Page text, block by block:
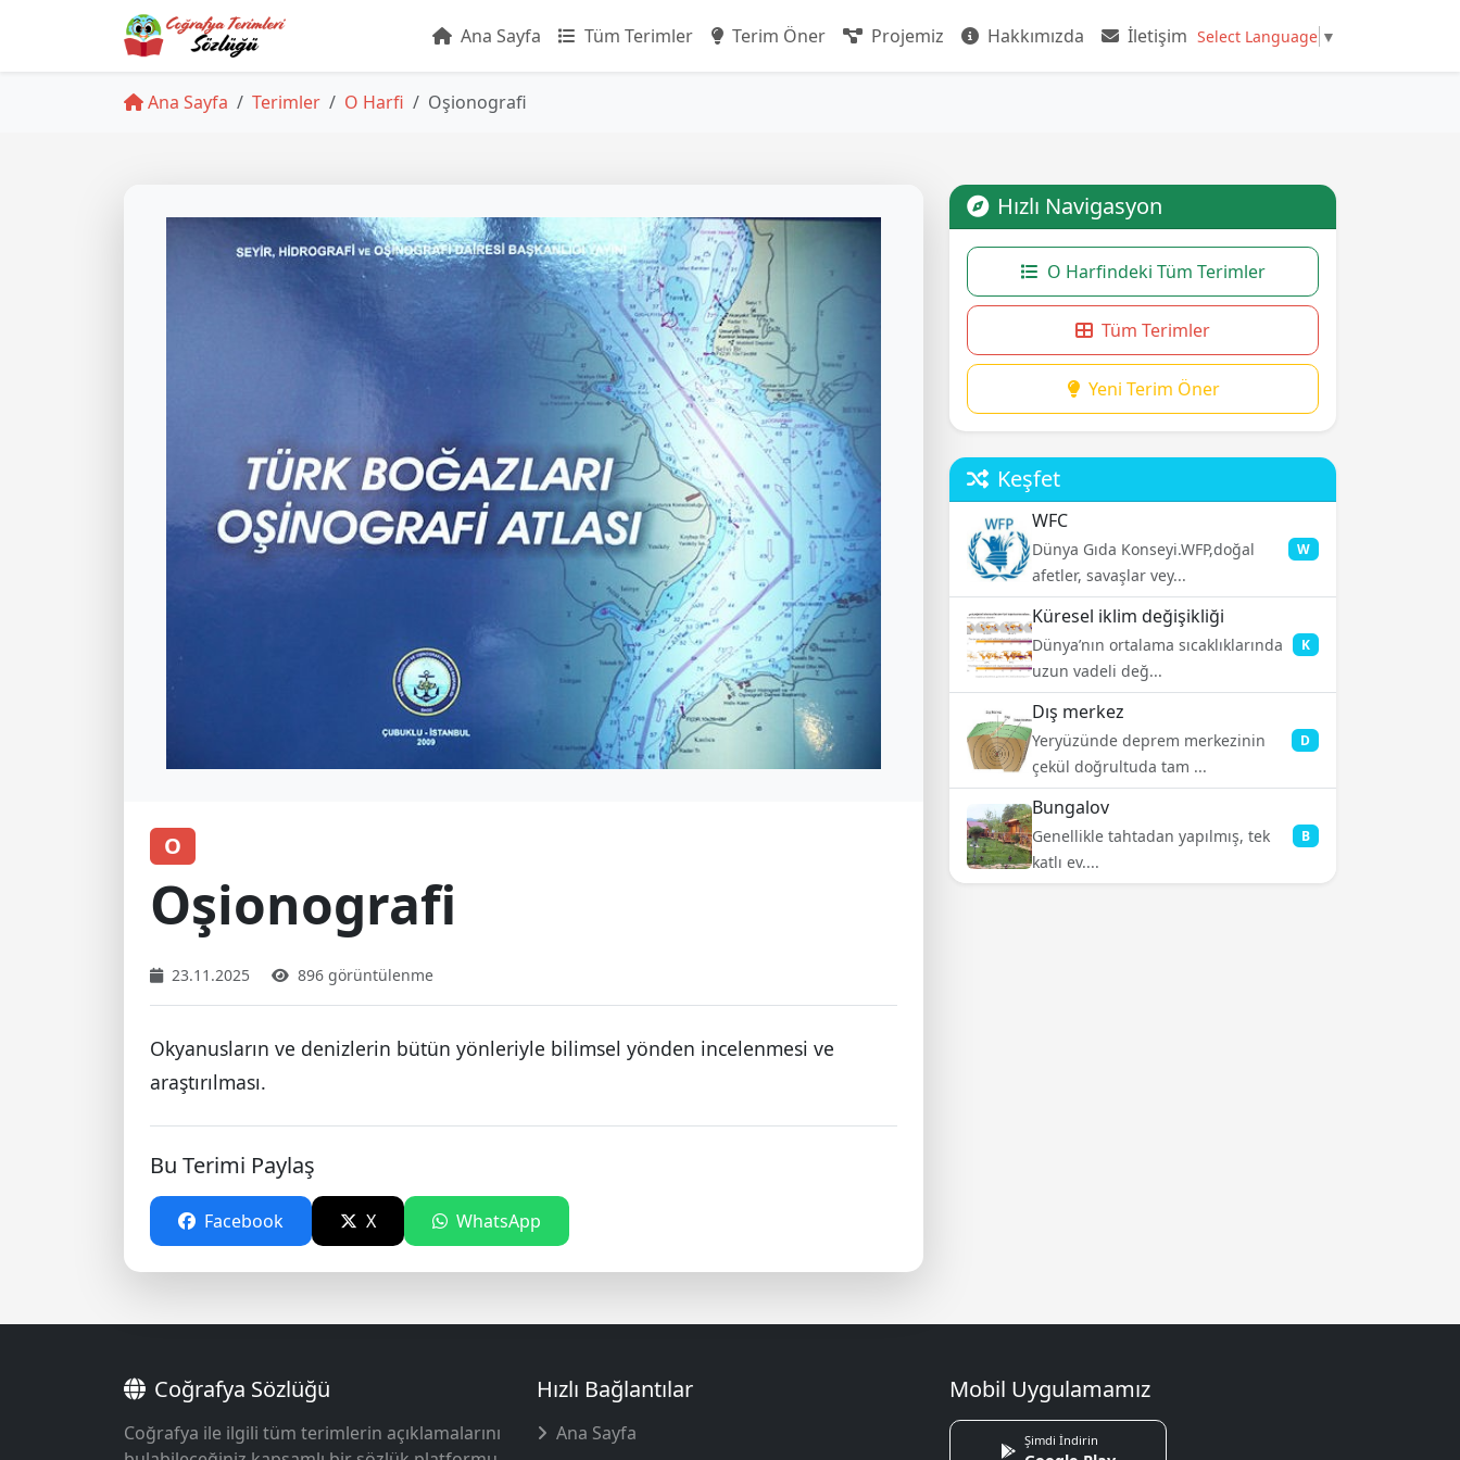
Ana Sayfa Tüm Terimler Terim Öner Projemiz Hakkımızda İletişim Select Language ▼
Ana Sayfa Terimler O Harfi Oşionografi
O
Oşionografi
23.11.2025 896 görüntülenme
Okyanusların ve denizlerin bütün yönleriyle bilimsel yönden incelenmesi ve
araştırılması.
Bu Terimi Paylaş
Facebook X WhatsApp
Hızlı Navigasyon
O Harfindeki Tüm Terimler
Tüm Terimler
Yeni Terim Öner
Keşfet
WFC
Dünya Gıda Konseyi.WFP,doğal
afetler, savaşlar vey...
W
Küresel iklim değişikliği
Dünya’nın ortalama sıcaklıklarında
uzun vadeli değ...
K
Dış merkez
Yeryüzünde deprem merkezinin
çekül doğrultuda tam ...
D
Bungalov
Genellikle tahtadan yapılmış, tek
katlı ev....
B
Coğrafya Sözlüğü
Coğrafya ile ilgili tüm terimlerin açıklamalarını
Hızlı Bağlantılar
Ana Sayfa
Mobil Uygulamamız
Şimdi İndirin